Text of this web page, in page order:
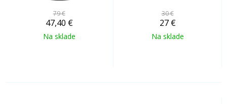
79 €
47,40 €
Na sklade
30 €
27 €
Na sklade